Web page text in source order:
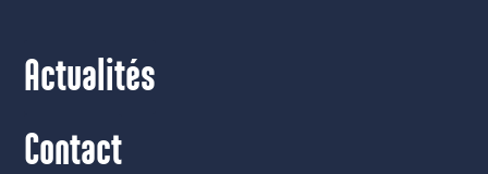
Actualités
Contact